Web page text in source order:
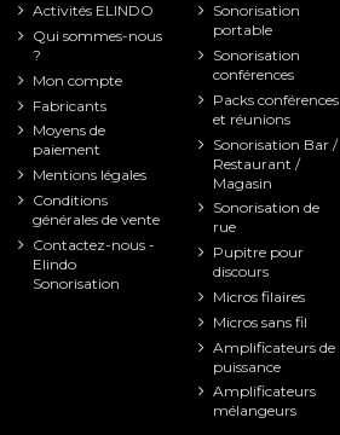
Activités ELINDO
Qui sommes-nous
?
Mon compte
Fabricants
Moyens de
paiement
Mentions légales
Conditions
générales de vente
Contactez-nous -
Elindo
Sonorisation
Sonorisation
portable
Sonorisation
conférences
Packs conférences
et réunions
Sonorisation Bar /
Restaurant /
Magasin
Sonorisation de
rue
Pupitre pour
discours
Micros filaires
Micros sans fil
Amplificateurs de
puissance
Amplificateurs
mélangeurs